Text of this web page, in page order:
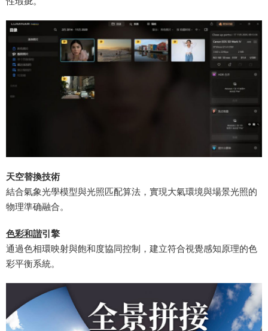
​天空替換技術​
結合氣象光學模型與光照匹配算法，實現大氣環境與場景光照的
物理準确融合。
​色彩和諧引擎​
通過色相環映射與飽和度協同控制，建立符合視覺感知原理的色
彩平衡系統。